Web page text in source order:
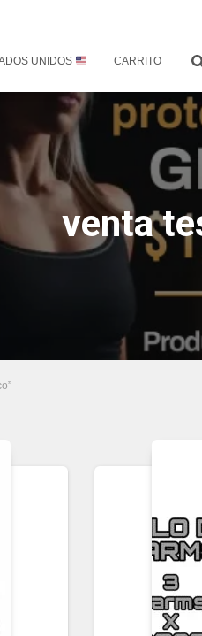
UNIDOS CARRITO
venta